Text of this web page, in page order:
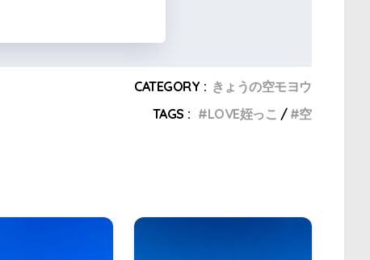
CATEGORY : きょうの空モヨウ
TAGS :
LOVE姪っこ 空